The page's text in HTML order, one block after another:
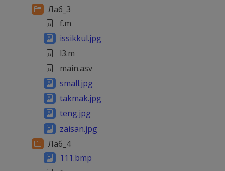
Лаб_3
f.m
issikkul.jpg
l3.m
main.asv
small.jpg
takmak.jpg
teng.jpg
zaisan.jpg
Лаб_4
111.bmp